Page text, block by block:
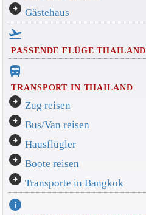
arrow_circle_right Gästehaus
flight_takeoff
PASSENDE FLÜGE THAILAND
directions_bus_filled
TRANSPORT IN THAILAND
arrow_circle_right Zug reisen
arrow_circle_right Bus/Van reisen
arrow_circle_right Hausflügler
arrow_circle_right Boote reisen
arrow_circle_right Transporte in Bangkok
info